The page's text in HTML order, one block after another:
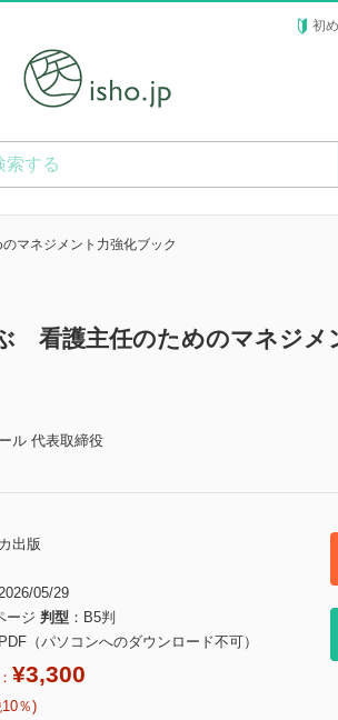
初
マネジメント力強化ブック
看護主任のためのマネジメ
ル 代表取締役
出版
05/29
ージ 判型
B5判
PDF（パソコンへのダウンロード不可）
¥3,300
％)